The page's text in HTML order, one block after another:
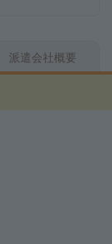
派遣会社概要